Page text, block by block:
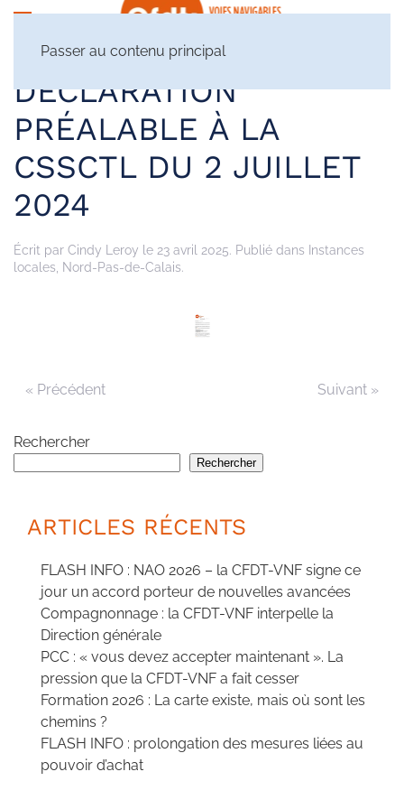
Passer au contenu principal
DÉCLARATION
PRÉALABLE À LA
CSSCTL DU 2 JUILLET
2024
Écrit par Cindy Leroy le 23 avril 2025. Publié dans Instances
locales
Nord-Pas-de-Calais.
« Précédent Suivant »
Rechercher
Rechercher
ARTICLES RÉCENTS
FLASH INFO : NAO 2026 – la CFDT-VNF signe ce
jour un accord porteur de nouvelles avancées
Compagnonnage : la CFDT-VNF interpelle la
Direction générale
PCC : « vous devez accepter maintenant ». La
pression que la CFDT-VNF a fait cesser
Formation 2026 : La carte existe, mais où sont les
chemins ?
FLASH INFO : prolongation des mesures liées au
pouvoir d’achat